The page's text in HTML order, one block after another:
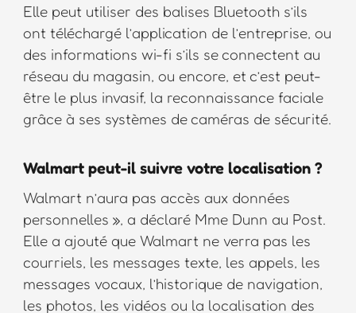
Elle peut utiliser des balises Bluetooth s’ils
ont téléchargé l’application de l’entreprise, ou
des informations wi-fi s’ils se connectent au
réseau du magasin, ou encore, et c’est peut-
être le plus invasif, la reconnaissance faciale
grâce à ses systèmes de caméras de sécurité.
Walmart peut-il suivre votre localisation ?
Walmart n’aura pas accès aux données
personnelles », a déclaré Mme Dunn au Post.
Elle a ajouté que Walmart ne verra pas les
courriels, les messages texte, les appels, les
messages vocaux, l’historique de navigation,
les photos, les vidéos ou la localisation des